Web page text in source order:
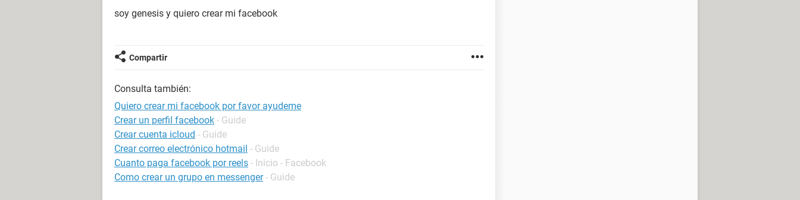
soy genesis y quiero crear mi facebook
Compartir
Consulta también:
Quiero crear mi facebook por favor ayudeme
Crear un perfil facebook - Guide
Crear cuenta icloud - Guide
Crear correo electrónico hotmail - Guide
Cuanto paga facebook por reels - Inicio - Facebook
Como crear un grupo en messenger - Guide